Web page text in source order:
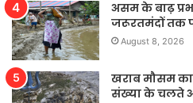
असम के बाढ़
जरूरतमंदों तक
August 8, 2026
खराब मौसम
संख्या के चलते